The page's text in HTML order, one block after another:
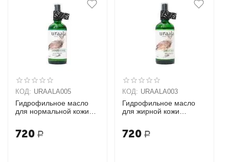
КОД: URAALA005
Гидрофильное масло
для нормальной кожи
720 Р
КОД: URAALA003
Гидрофильное масло
для жирной кожи
720 Р